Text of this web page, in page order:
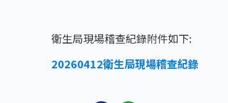
衛生局現場稽查紀錄附件如下:
20260412衛生局現場稽查紀錄